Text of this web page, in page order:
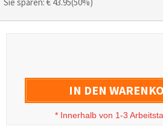
IN DEN
* Innerhalb von 1-3